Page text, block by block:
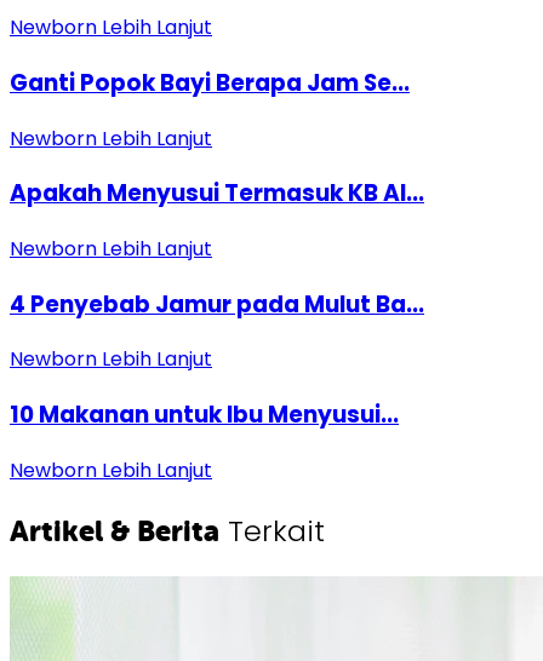
Newborn Lebih Lanjut
Ganti Popok Bayi Berapa Jam Se...
Newborn Lebih Lanjut
Apakah Menyusui Termasuk KB Al...
Newborn Lebih Lanjut
4 Penyebab Jamur pada Mulut Ba...
Newborn Lebih Lanjut
10 Makanan untuk Ibu Menyusui...
Newborn Lebih Lanjut
Artikel & Berita Terkait